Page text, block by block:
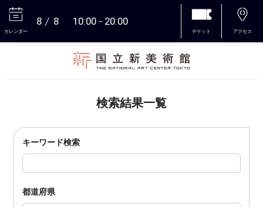
カレンダー
8 8 10:00 20:00
チケット アクセス
検索結果一覧
キーワード検索
都道府県